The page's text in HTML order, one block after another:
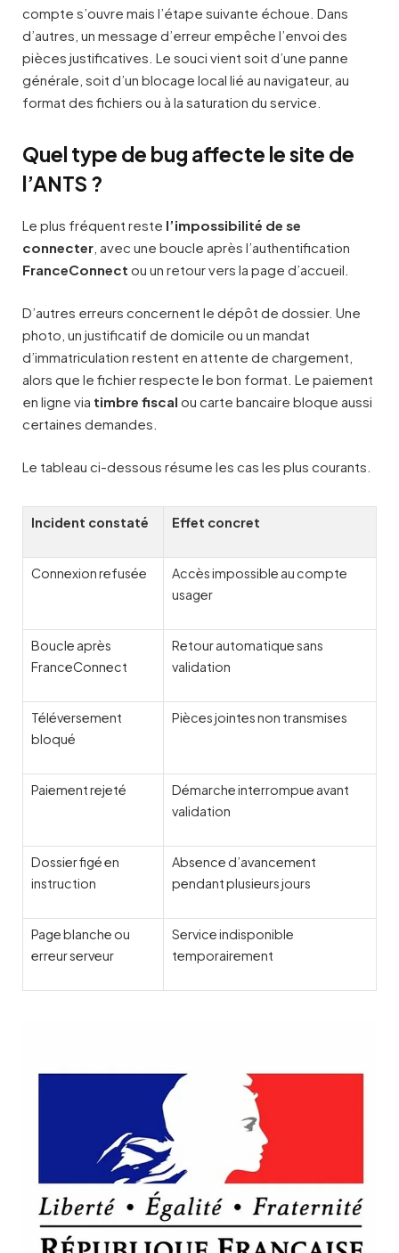
compte s’ouvre mais l’étape suivante échoue. Dans
d’autres, un message d’erreur empêche l’envoi des
pièces justificatives. Le souci vient soit d’une panne
générale, soit d’un blocage local lié au navigateur, au
format des fichiers ou à la saturation du service.
Quel type de bug affecte le site de
l’ANTS ?
Le plus fréquent reste l’impossibilité de se
connecter , avec une boucle après l’authentification
FranceConnect ou un retour vers la page d’accueil.
D’autres erreurs concernent le dépôt de dossier. Une
photo, un justificatif de domicile ou un mandat
d’immatriculation restent en attente de chargement,
alors que le fichier respecte le bon format. Le paiement
en ligne via timbre fiscal ou carte bancaire bloque aussi
certaines demandes.
Le tableau ci-dessous résume les cas les plus courants.
Incident constaté Effet concret
Connexion refusée
Accès impossible au compte
usager
Boucle après
FranceConnect
Retour automatique sans
validation
Téléversement
bloqué
Pièces jointes non transmises
Paiement rejeté
Démarche interrompue avant
validation
Dossier figé en
instruction
Absence d’avancement
pendant plusieurs jours
Page blanche ou
erreur serveur
Service indisponible
temporairement